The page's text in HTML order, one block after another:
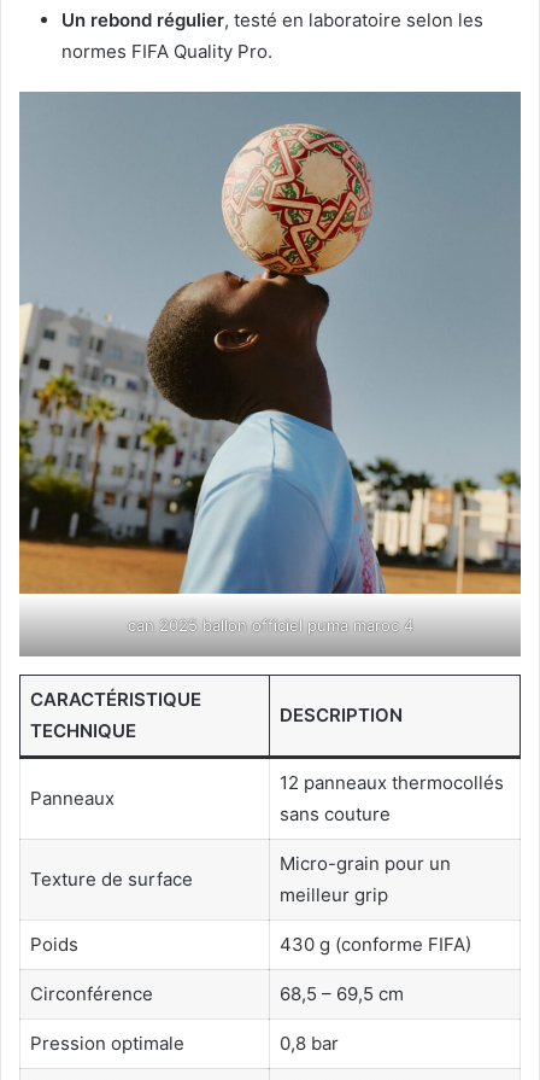
Un rebond régulier, testé en laboratoire selon les
normes FIFA Quality Pro.
can 2025 ballon officiel puma maroc 4
CARACTÉRISTIQUE
TECHNIQUE
DESCRIPTION
Panneaux
12 panneaux thermocollés
sans couture
Texture de surface
Micro-grain pour un
meilleur grip
Poids 430 g (conforme FIFA)
Circonférence 68,5 – 69,5 cm
Pression optimale 0,8 bar